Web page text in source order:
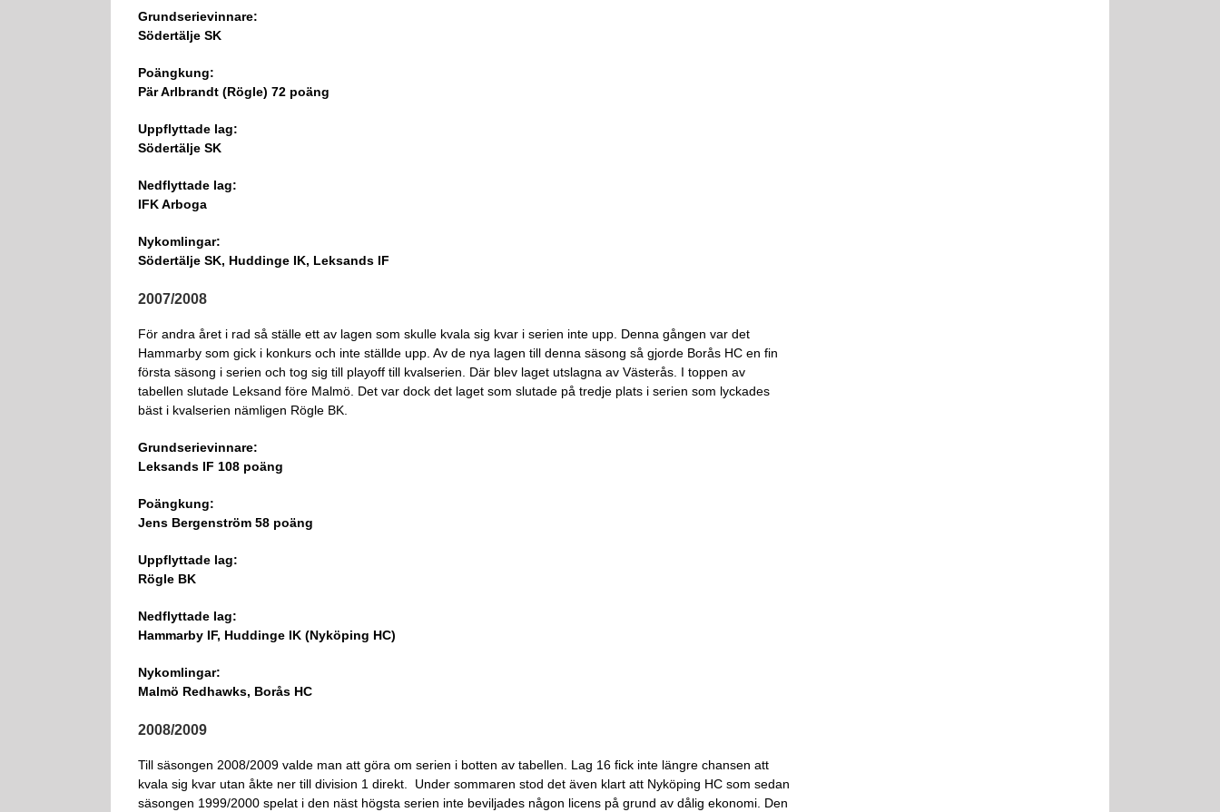
Grundserievinnare:
Södertälje SK
Poängkung:
Pär Arlbrandt (Rögle) 72 poäng
Uppflyttade lag:
Södertälje SK
Nedflyttade lag:
IFK Arboga
Nykomlingar:
Södertälje SK, Huddinge IK, Leksands IF
2007/2008
För andra året i rad så ställe ett av lagen som skulle kvala sig kvar i serien inte upp. Denna gången var det
Hammarby som gick i konkurs och inte ställde upp. Av de nya lagen till denna säsong så gjorde Borås HC en fin
första säsong i serien och tog sig till playoff till kvalserien. Där blev laget utslagna av Västerås. I toppen av
tabellen slutade Leksand före Malmö. Det var dock det laget som slutade på tredje plats i serien som lyckades
bäst i kvalserien nämligen Rögle BK.
Grundserievinnare:
Leksands IF 108 poäng
Poängkung:
Jens Bergenström 58 poäng
Uppflyttade lag:
Rögle BK
Nedflyttade lag:
Hammarby IF, Huddinge IK (Nyköping HC)
Nykomlingar:
Malmö Redhawks, Borås HC
2008/2009
Till säsongen 2008/2009 valde man att göra om serien i botten av tabellen. Lag 16 fick inte längre chansen att
kvala sig kvar utan åkte ner till division 1 direkt. Under sommaren stod det även klart att Nyköping HC som sedan
säsongen 1999/2000 spelat i den näst högsta serien inte beviljades någon licens på grund av dålig ekonomi. Den